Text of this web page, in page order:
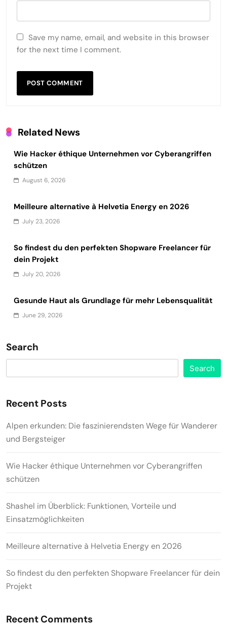
Save my name, email, and website in this browser
for the next time I comment.
Related News
Wie Hacker éthique Unternehmen vor Cyberangriffen
schützen
August 6, 2026
Meilleure alternative à Helvetia Energy en 2026
July 23, 2026
So findest du den perfekten Shopware Freelancer für
dein Projekt
July 20, 2026
Gesunde Haut als Grundlage für mehr Lebensqualität
June 29, 2026
Search
Search
Recent Posts
Alpen erkunden: Die faszinierendsten Wege für Wanderer
und Bergsteiger
Wie Hacker éthique Unternehmen vor Cyberangriffen
schützen
Shashel im Überblick: Funktionen, Vorteile und
Einsatzmöglichkeiten
Meilleure alternative à Helvetia Energy en 2026
So findest du den perfekten Shopware Freelancer für dein
Projekt
Recent Comments